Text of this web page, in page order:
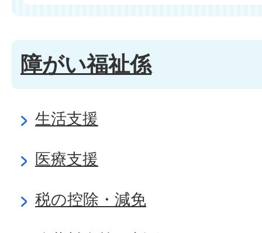
障がい福祉係
生活支援
医療支援
税の控除・減免